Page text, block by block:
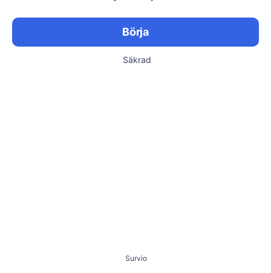
Börja
Säkrad
Survio